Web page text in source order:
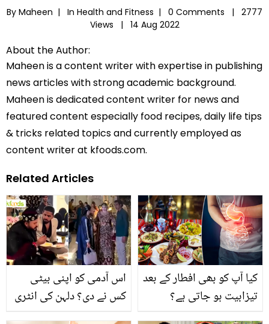
By Maheen | In Health and Fitness | 0 Comments |
2777
Views |
14 Aug 2022
About the Author:
Maheen is a content writer with expertise in publishing
news articles with strong academic background.
Maheen is dedicated content writer for news and
featured content especially food recipes, daily life tips
& tricks related topics and currently employed as
content writer at kfoods.com.
Related Articles
اس آدمی کو اپنی بیٹی
کس نے دی؟ دلہن کی انٹری
کیا آپ کو بھی افطار کے بعد
تیزابیت ہو جاتی ہے؟